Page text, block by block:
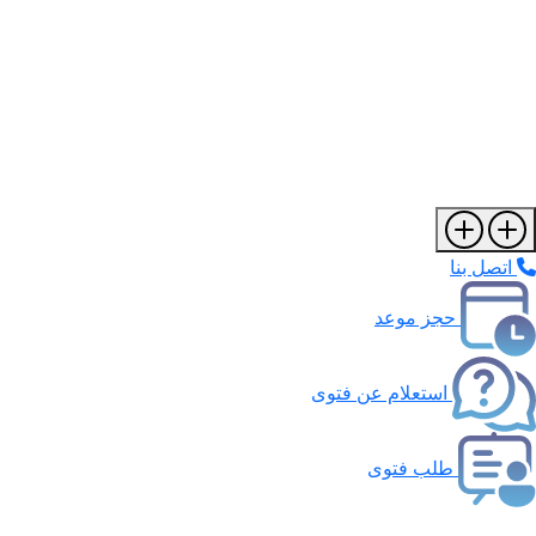
اتصل بنا
حجز موعد
استعلام عن فتوى
طلب فتوى